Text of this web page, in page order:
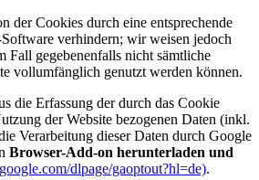
der Cookies durch eine entsprechende
verhindern; wir weisen jedoch
Fall gegebenenfalls nicht sämtliche
vollumfänglich genutzt werden können.
die Erfassung der durch das Cookie
der Website bezogenen Daten (inkl.
Verarbeitung dieser Daten durch Google
Browser-Add-on herunterladen und
dlpage/gaoptout?hl=de).